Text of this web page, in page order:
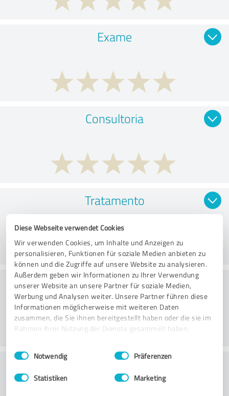
Diese Webseite verwendet Cookies
Wir verwenden Cookies, um Inhalte und Anzeigen zu
personalisieren, Funktionen für soziale Medien anbieten zu
können und die Zugriffe auf unsere Website zu analysieren.
Außerdem geben wir Informationen zu Ihrer Verwendung
unserer Website an unsere Partner für soziale Medien,
Werbung und Analysen weiter. Unsere Partner führen diese
Informationen möglicherweise mit weiteren Daten
zusammen, die Sie ihnen bereitgestellt haben oder die sie im
Rahmen Ihrer Nutzung der Dienste gesammelt haben.
Impressum Datenschutzbestimmungen
Einwilligungsauswahl
Notwendig Präferenzen
Statistiken Marketing
Exame
Consultoria
Tratamento
Prática
Serviço